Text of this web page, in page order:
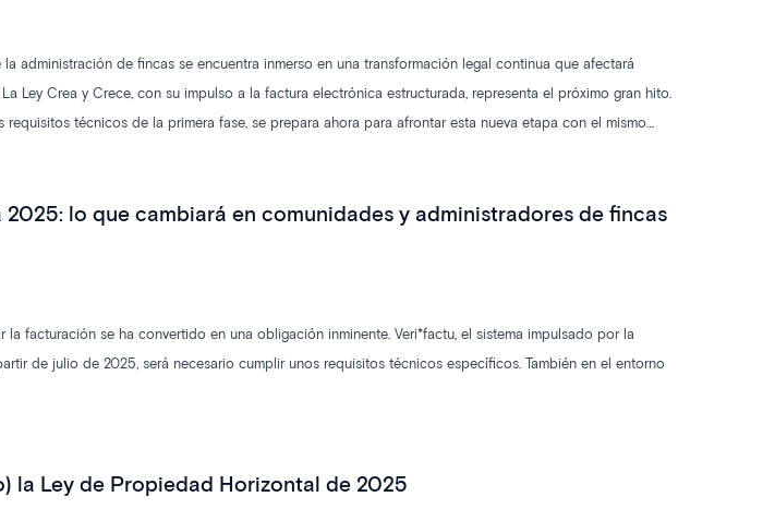
administración de fincas se encuentra inmerso en una transformación legal continua que afectará
Ley Crea y Crece, con su impulso a la factura electrónica estructurada, representa el próximo gran hito.
técnicos de la primera fase, se prepara ahora para afrontar esta nueva etapa con el mismo
lo que cambiará en comunidades y administradores de fincas
facturación se ha convertido en una obligación inminente. Veri*factu, el sistema impulsado por la
de julio de 2025, será necesario cumplir unos requisitos técnicos específicos. También en el entorno
la Ley de Propiedad Horizontal de 2025